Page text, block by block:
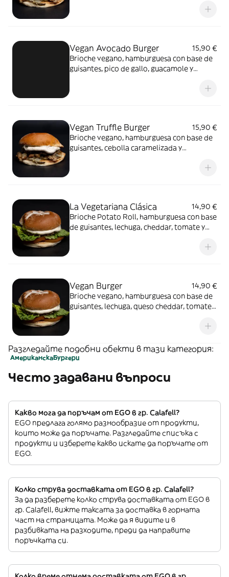
Vegan Avocado Burger
15,90 €
Brioche vegano, hamburguesa con base de
guisantes, pico de gallo, guacamole y
Vegan Truffle Burger
15,90 €
Brioche vegano, hamburguesa con base de
guisantes, cebolla caramelizada y
La Vegetariana Clásica
14,90 €
Brioche Potato Roll, hamburguesa con base
de guisantes, lechuga, cheddar, tomate y
Vegan Burger
14,90 €
Brioche vegano, hamburguesa con base de
guisantes, lechuga, queso cheddar, tomate y
Разгледайте подобни обекти в тази категория:
АмериканскаБургери
Често задавани въпроси
Какво мога да поръчам от EGO в гр. Calafell?
EGO предлага голямо разнообразие от продукти,
които може да поръчате. Разгледайте списъка с
продукти и изберете какво искате да поръчате от
EGO.
Колко струва доставката от EGO в гр. Calafell?
За да разберете колко струва доставката от EGO в
гр. Calafell, вижте таксата за доставка в горната
част на страницата. Може да я видите и в
разбивката на разходите, преди да направите
поръчката си.